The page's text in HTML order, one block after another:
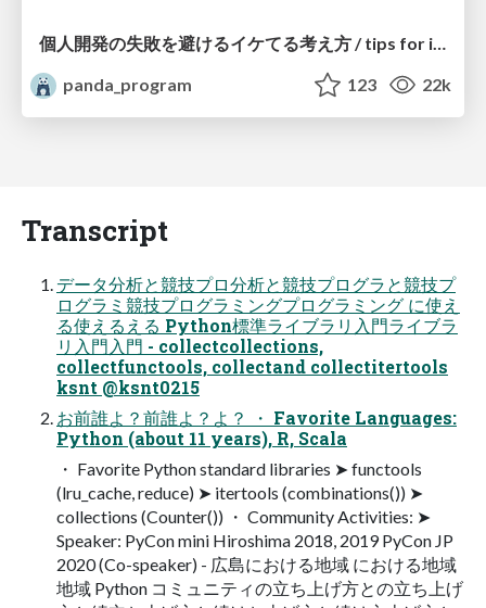
panda_program
123 22k
Transcript
データ分析と競技プロ分析と競技プログラと競技プ
ログラミ競技プログラミングプログラミング に使え
る使えるえる Python標準ライブラリ入門ライブラ
リ入門入門 - collectcollections,
collectfunctools, collectand collectitertools
ksnt @ksnt0215
お前誰よ？前誰よ？よ？ ・ Favorite Languages:
Python (about 11 years), R, Scala
・ Favorite Python standard libraries ➤ functools
(lru_cache, reduce) ➤ itertools (combinations()) ➤
collections (Counter()) ・ Community Activities: ➤
Speaker: PyCon mini Hiroshima 2018, 2019 PyCon JP
2020 (Co-speaker) - 広島における地域 における地域
地域 Python コミュニティの立ち上げ方との立ち上げ